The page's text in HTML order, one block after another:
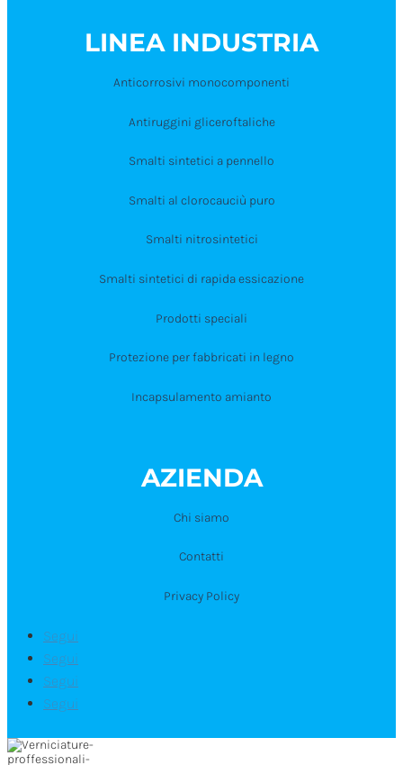
LINEA INDUSTRIA
Anticorrosivi monocomponenti
Antiruggini gliceroftaliche
Smalti sintetici a pennello
Smalti al clorocauciù puro
Smalti nitrosintetici
Smalti sintetici di rapida essicazione
Prodotti speciali
Protezione per fabbricati in legno
Incapsulamento amianto
AZIENDA
Chi siamo
Contatti
Privacy Policy
Segui
Segui
Segui
Segui